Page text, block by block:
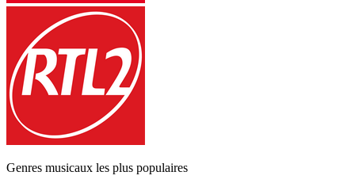
Genres musicaux les plus populaires